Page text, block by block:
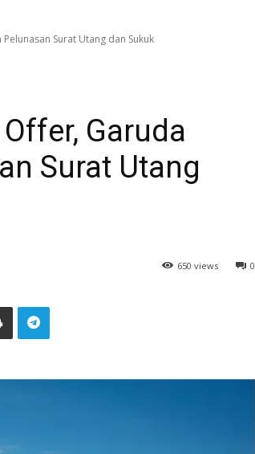
Surat Utang dan Sukuk
Garuda
Surat Utang
0
650 views